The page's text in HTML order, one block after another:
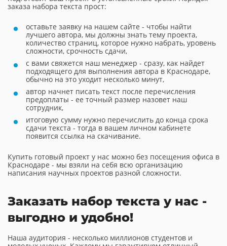
заказа набора текста прост:
оставьте заявку на нашем сайте - чтобы найти
лучшего автора, мы должны знать тему проекта,
количество страниц, которое нужно набрать, уровень
сложности, срочность сдачи,
с вами свяжется наш менеджер - сразу, как найдет
подходящего для выполнения автора в Краснодаре,
обычно на это уходит несколько минут,
автор начнет писать текст после перечисления
предоплаты - ее точный размер назовет наш
сотрудник,
итоговую сумму нужно перечислить до конца срока
сдачи текста - тогда в вашем личном кабинете
появится ссылка на скачивание.
Купить готовый проект у нас можно без посещения офиса в
Краснодаре - мы взяли на себя всю организацию
написания научных проектов разной сложности.
Заказать набор текста у нас -
выгодно и удобно!
Наша аудитория - несколько миллионов студентов и